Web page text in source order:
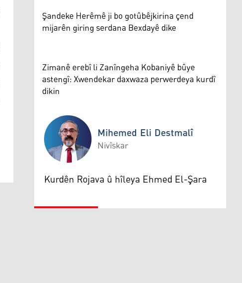
Şandeke Herêmê ji bo gotûbêjkirina çend
mijarên giring serdana Bexdayê dike
Zimanê erebî li Zanîngeha Kobaniyê bûye
astengî: Xwendekar daxwaza perwerdeya kurdî
dikin
Mihemed Eli Destmalî
Mihemed Eli Destmalî
Nivîskar
Kurdên Rojava û hîleya Ehmed El-Şara